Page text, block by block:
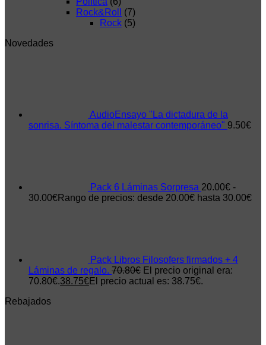
Rock&Roll
(7)
Rock (5)
Novedades
AudioEnsayo "La dictadura de la
sonrisa. Síntoma del malestar contemporáneo" 9.50€
Pack 6 Láminas Sorpresa 20.00€ -
30.00€Rango de precios: desde 20.00€ hasta 30.00€
Pack Libros Filosofers firmados + 4
Láminas de regalo. 70.80€ El precio original era:
70.80€.38.75€El precio actual es: 38.75€.
Rebajados